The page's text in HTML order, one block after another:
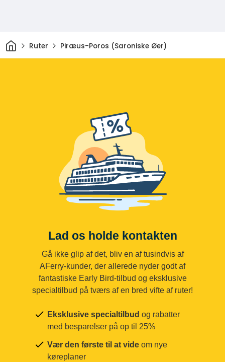
HjemRuter Piræus-Poros (Saroniske Øer)
Lad os holde kontakten
Gå ikke glip af det, bliv en af tusindvis af
AFerry-kunder, der allerede nyder godt af
fantastiske Early Bird-tilbud og eksklusive
specialtilbud på tværs af en bred vifte af ruter!
Eksklusive specialtilbud og rabatter
med besparelser på op til 25%
Vær den første til at vide om nye
køreplaner